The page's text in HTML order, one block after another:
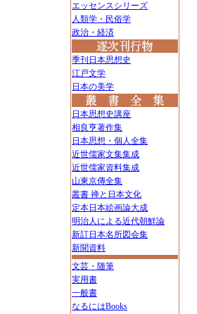
エッセンスシリーズ
人類学・民俗学
政治・経済
季刊日本思想史
江戸文学
日本の美学
日本思想史講座
相良亨著作集
日本思想・個人全集
近世儒家文集集成
近世儒家資料集成
山東京傳全集
叢書 禅と日本文化
定本日本絵画論大成
明治人による近代朝鮮論
新訂日本名所図会集
新聞資料
文芸・随筆
実用書
一般書
なるにはBooks